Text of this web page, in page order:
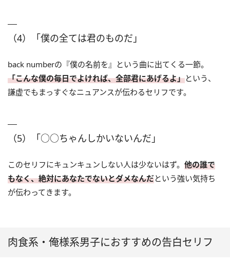
（4）「僕の全ては君のものだ」
back numberの『僕の名前を』という曲に出てくる一節。
「こんな僕の毎日でよければ、全部君にあげるよ」という、
謙虚でもまっすぐなニュアンスが伝わるセリフです。
（5）「○○ちゃんしかいないんだ」
このセリフにキュンキュンしない人は少ないはず。 他の誰で
もなく、絶対にあなたでないとダメなんだという強い気持ち
が伝わってきます。
肉食系・俺様系男子におすすめの告白セリフ